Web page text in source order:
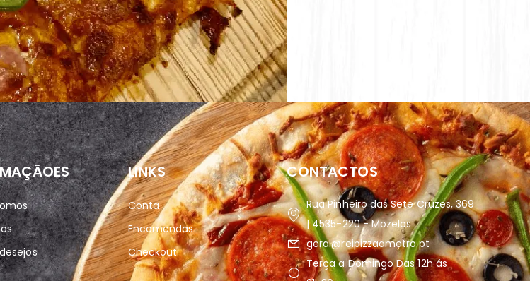
LINKS
Conta
Encomendas
Checkout
CONTACTOS
Rua Pinheiro das Sete Cruzes, 369
| 4535-220 - Mozelos
geral@reipizzaametro.pt
Terça a Domingo Das 12h ás